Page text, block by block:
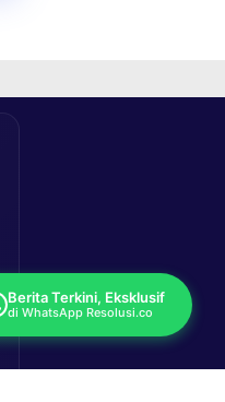
Berita Terkini, Eksklusif
di WhatsApp Resolusi.co